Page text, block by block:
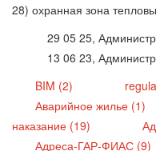
28) охранная зона
29 05 25,
13 06 23,
BIM (2)
Аварийное жилье (1)
наказание (19)
Адреса-ГАР-ФИАС (9)